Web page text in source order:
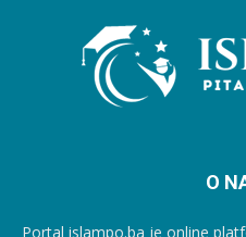
O
Portal islampo.ba je online